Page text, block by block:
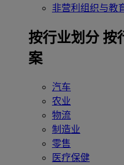
非营利组织与教
‌按行业划分 按
案
汽车
农业
物流
制造业
零售
医疗保健